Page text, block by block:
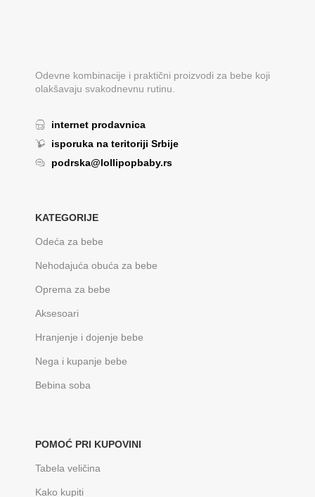
Odevne kombinacije i praktični proizvodi za bebe koji
olakšavaju svakodnevnu rutinu.
internet prodavnica
isporuka na teritoriji Srbije
podrska@lollipopbaby.rs
KATEGORIJE
Odeća za bebe
Nehodajuća obuća za bebe
Oprema za bebe
Aksesoari
Hranjenje i dojenje bebe
Nega i kupanje bebe
Bebina soba
POMOĆ PRI KUPOVINI
Tabela veličina
Kako kupiti